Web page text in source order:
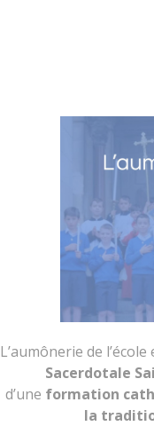
L’aumônerie de
Sacerdotale
d’une formation
la